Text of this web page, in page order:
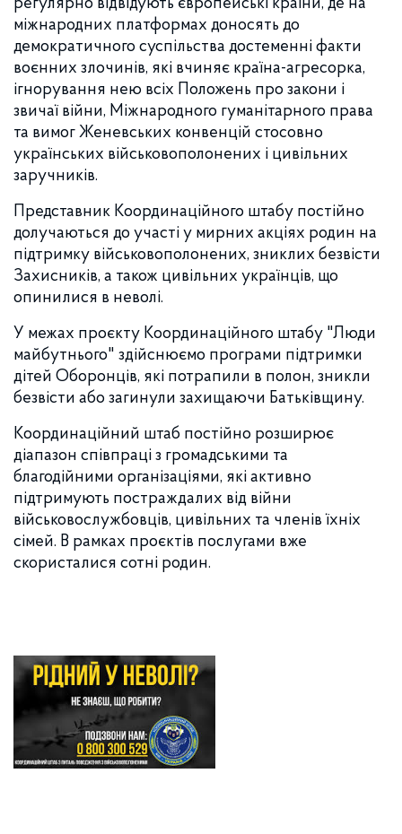
регулярно відвідують європейські країни, де на
міжнародних платформах доносять до
демократичного суспільства достеменні факти
воєнних злочинів, які вчиняє країна-агресорка,
ігнорування нею всіх Положень про закони і
звичаї війни, Міжнародного гуманітарного права
та вимог Женевських конвенцій стосовно
українських військовополонених і цивільних
заручників.
Представник Координаційного штабу постійно
долучаються до участі у мирних акціях родин на
підтримку військовополонених, зниклих безвісти
Захисників, а також цивільних українців, що
опинилися в неволі.
У межах проєкту Координаційного штабу "Люди
майбутнього" здійснюємо програми підтримки
дітей Оборонців, які потрапили в полон, зникли
безвісти або загинули захищаючи Батьківщину.
Координаційний штаб постійно розширює
діапазон співпраці з громадськими та
благодійними організаціями, які активно
підтримують постраждалих від війни
військовослужбовців, цивільних та членів їхніх
сімей. В рамках проєктів послугами вже
скористалися сотні родин.